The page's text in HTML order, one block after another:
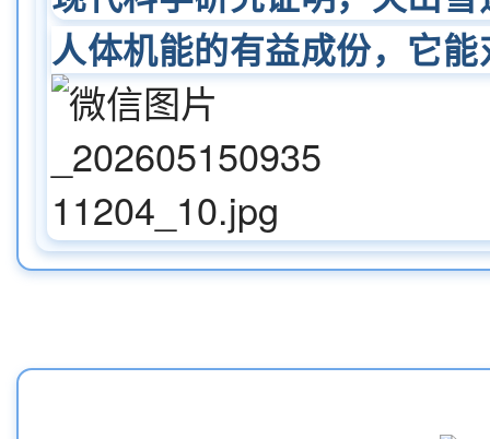
人体机能的有益成份，它